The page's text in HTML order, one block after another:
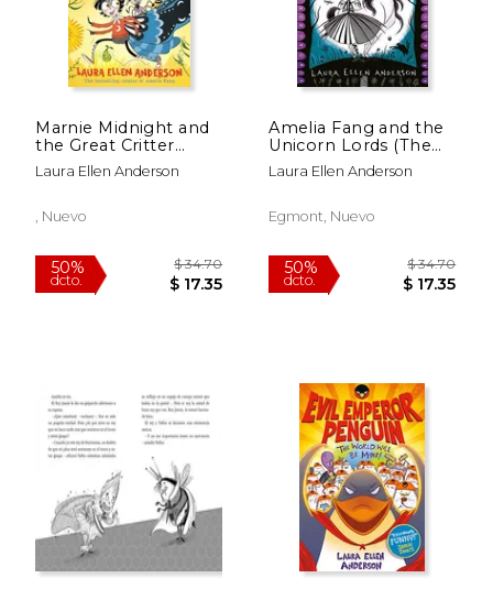
Marnie Midnight and
the Great Critter
Contest (en Inglés)
Laura Ellen Anderson
, Nuevo
Amelia Fang and the
Unicorn Lords (The
Amelia Fang Series)
Laura Ellen Anderson
Egmont, Nuevo